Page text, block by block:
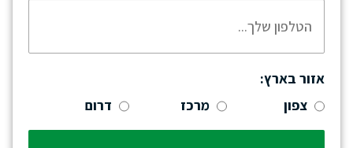
אזור בארץ:
צפון
מרכז דרום